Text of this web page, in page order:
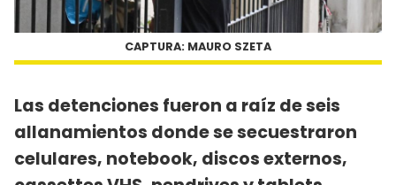
CAPTURA: MAURO SZETA
Las detenciones fueron a raíz de seis
allanamientos donde se secuestraron
celulares, notebook, discos externos,